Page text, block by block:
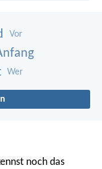
Vor
Wer
noch das